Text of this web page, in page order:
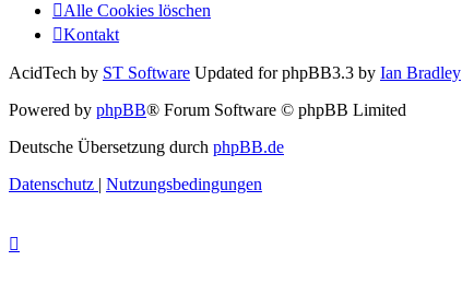
Alle Cookies löschen
Kontakt
AcidTech by ST Software Updated for phpBB3.3 by Ian Bradley
Powered by phpBB® Forum Software © phpBB Limited
Deutsche Übersetzung durch phpBB.de
Datenschutz | Nutzungsbedingungen